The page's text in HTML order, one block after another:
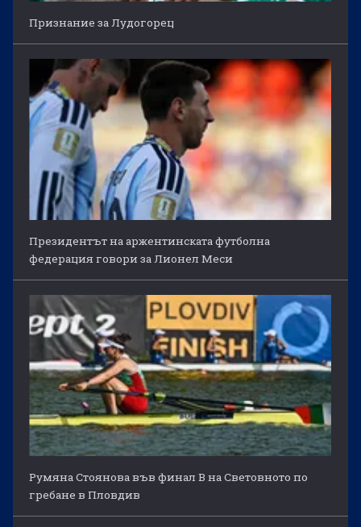
Признание за Лудогорец
Президентът на аржентинската футболна
федерация говори за Лионел Меси
Румяна Стоянова във финал B на Световното по
гребане в Пловдив